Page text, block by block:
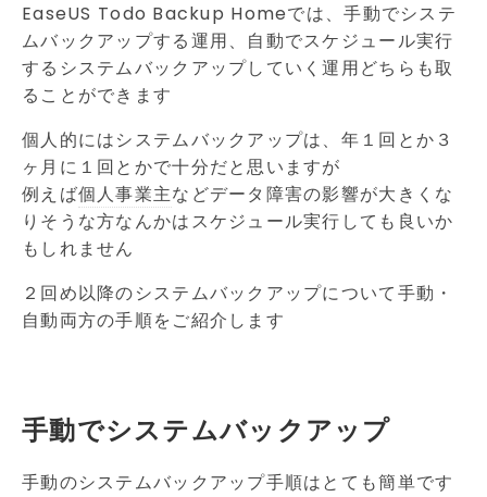
EaseUS Todo Backup Homeでは、手動でシステ
ムバックアップする運用、自動でスケジュール実行
するシステムバックアップしていく運用どちらも取
ることができます
個人的にはシステムバックアップは、年１回とか３
ヶ月に１回とかで十分だと思いますが
例えば個人事業主などデータ障害の影響が大きくな
りそうな方なんかはスケジュール実行しても良いか
もしれません
２回め以降のシステムバックアップについて手動・
自動両方の手順をご紹介します
手動でシステムバックアップ
手動のシステムバックアップ手順はとても簡単です